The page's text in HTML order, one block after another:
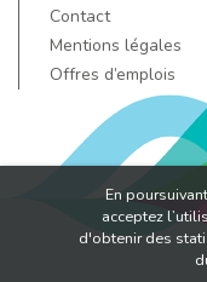
sur
Facebook
sur
InstagramLinkedIn
!
Contact
Mentions légales
Offres d’emplois
En
acceptez
d'obtenir des